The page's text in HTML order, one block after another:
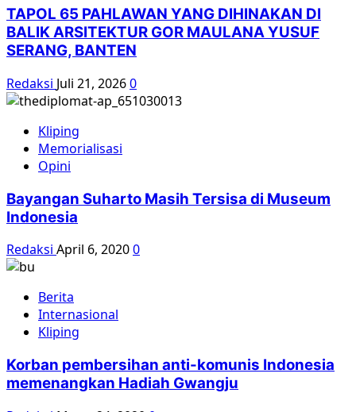
TAPOL 65 PAHLAWAN YANG DIHINAKAN DI
BALIK ARSITEKTUR GOR MAULANA YUSUF
SERANG, BANTEN
Redaksi Juli 21, 20260
Kliping
Memorialisasi
Opini
Bayangan Suharto Masih Tersisa di Museum
Indonesia
Redaksi April 6, 20200
Berita
Internasional
Kliping
Korban pembersihan anti-komunis Indonesia
memenangkan Hadiah Gwangju